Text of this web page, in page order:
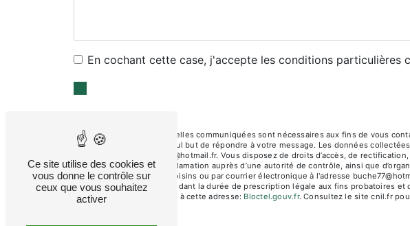
En cochant cette case, j'accepte les conditions particulières
** Les données personnelles communiquées sont nécessaires aux fins de vous
sous-traitants dans le seul but de répondre à votre message. Les données
Quincy-Voisins buche77@hotmail.fr. Vous disposez de droits d’accès, de
droit d’introduire une réclamation auprès d’une autorité de contrôle, ainsi que
Pasteur, 77860 Quincy-Voisins ou par courrier électronique à l'adresse
prise de contact puis pendant la durée de prescription légale aux fins probatoires
téléphonique, disponible à cette adresse:
Bloctel.gouv.fr. Consultez le site cnil.fr
Ce site utilise des cookies et
vous donne le contrôle sur
ceux que vous souhaitez
activer